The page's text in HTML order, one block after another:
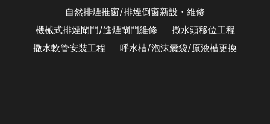
自然排煙推窗/排煙倒窗新設・維修
機械式排煙閘門/進煙閘門維修
撒水頭移位工程
撒水軟管安裝工程
呼水槽/泡沫囊袋/原液槽更換